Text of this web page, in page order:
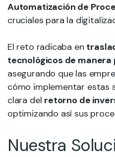
Automatización de
cruciales para la
El reto radicaba en
tecnológicos de
asegurando que las
cómo implementar estas
clara del retorno de
optimizando así sus
Nuestra